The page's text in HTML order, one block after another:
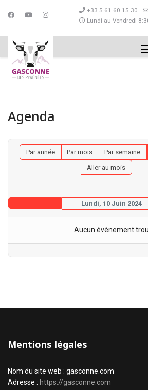
+33 5 61 60 15 30
Lundi au Vendredi
Agenda
Par année Par mois Par semaine
Aller au mois
Lundi, 10 Juin 2024
Aucun évènement
Mentions légales
Nom du site web : gasconne.com
Adresse : https://gasconne.com